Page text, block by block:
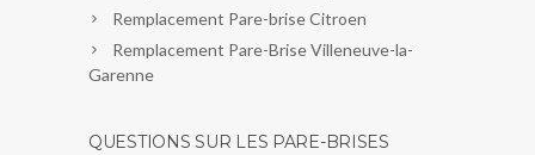
Remplacement Pare-brise Citroen
Remplacement Pare-Brise Villeneuve-la-
Garenne
QUESTIONS SUR LES PARE-BRISES